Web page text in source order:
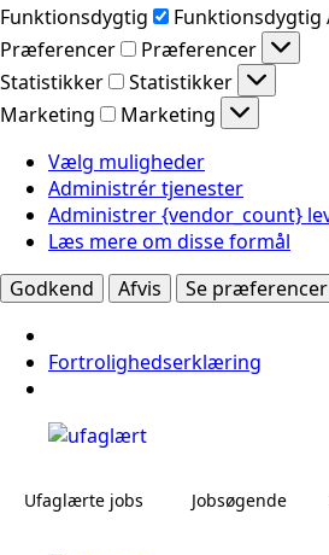
Funktionsdygtig
Funktionsdygtig
Præferencer
Præferencer
Statistikker
Statistikker
Marketing
Marketing
Vælg muligheder
Administrér tjenester
Administrer {vendor_count}
Læs mere om disse formål
Godkend
Afvis Se præferencer
Fortrolighedserklæring
Ufaglærte jobs Jobsøgende